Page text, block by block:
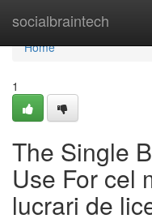
socialbraintech
Home
Home
1
The Single
Use For cel
lucrari de